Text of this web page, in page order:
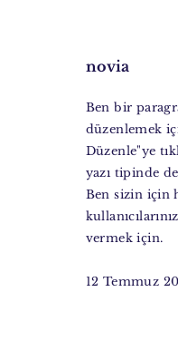
novia
Ben bir
düzenlemek
Düzenle"ye
yazı tipinde
Ben sizin için
vermek için.
12 Temmuz